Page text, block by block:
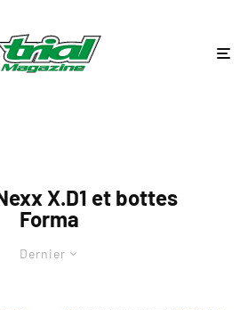
X.D1 et bottes
Forma
Dernier